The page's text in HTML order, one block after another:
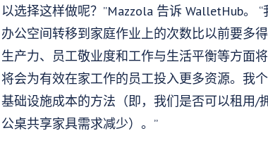
以选择这样做呢？”Mazzola 告诉 WalletHub。
办公空间转移到家庭作业上的次数比以前要多
生产力、员工敬业度和工作与生活平衡等方面
将会为有效在家工作的员工投入更多资源。我
基础设施成本的方法（即，我们是否可以租用
公桌共享家具需求减少）。”